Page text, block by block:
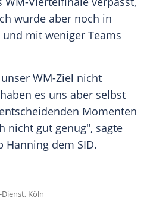
wurde aber noch in
mit weniger Teams
WM-Ziel nicht
es uns aber selbst
Momenten
nicht gut genug", sagte
Hanning dem SID.
Köln